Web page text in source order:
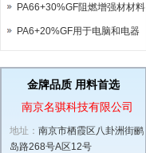
脂PA612用于制作毛刷
PA66+30%GF阻燃增强材材料
用于电动汽车充电口
PA6+20%GF用于电脑和电器
金牌品质 用料首选
南京名骐科技有限公司
地址： 南京市栖霞区八卦洲街鹂
岛路268号A区12号